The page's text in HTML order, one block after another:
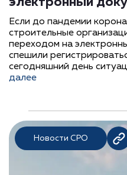
Если до пандемии
строительные
переходом на
спешили
сегодняшний день
далее
Новости СРО